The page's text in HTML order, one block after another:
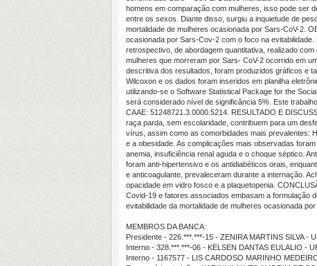
homens em comparação com mulheres, isso pode ser
entre os sexos. Diante disso, surgiu a inquietude de
mortalidade de mulheres ocasionada por Sars-CoV-2.
ocasionada por Sars-Cov-2 com o foco na
retrospectivo, de abordagem quantitativa, realizado
mulheres que morreram por Sars- CoV-2 ocorrido em
descritiva dos resultados, foram produzidos gráficos e
Wilcoxon e os dados foram inseridos em planilha
utilizando-se o Software Statistical Package for the
será considerado nível de significância 5%. Este
CAAE: 51248721.3.0000.5214. RESULTADO E
raça parda, sem escolaridade, contribuem para um
vírus, assim como as comorbidades mais prevalentes:
e a obesidade. As complicações mais observadas
anemia, insuficiência renal aguda e o choque séptico.
foram anti-hipertensivo e os antidiabéticos orais,
e anticoagulante, prevaleceram durante a internação.
opacidade em vidro fosco e a plaquetopenia.
Covid-19 e fatores associados embasam a formulação
evitabilidade da mortalidade de mulheres ocasionada por
MEMBROS DA BANCA:
Presidente - 226.***.***-15 - ZENIRA MARTINS SILVA -
Interno - 328.***.***-06 - KELSEN DANTAS EULALIO -
Interno - 1167577 - LIS CARDOSO MARINHO